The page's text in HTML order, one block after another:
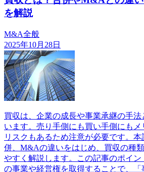
を解説
M&A全般
2025年10月28日
買収は、企業の成長や事業承継の手
います。売り手側にも買い手側にもメ
リスクもあるため注意が必要です。
併、M&Aの違いをはじめ、買収の種
やすく解説します。この記事のポイ
の事業や経営権を取得することで、